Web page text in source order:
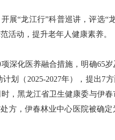
“龙江行”科普巡讲，评选“
活动，提升老年人健康素养。
化医养融合措施，明确65岁
划（2025-2027年），提出7
，黑龙江省卫生健康委与伊
方，伊春林业中心医院被确